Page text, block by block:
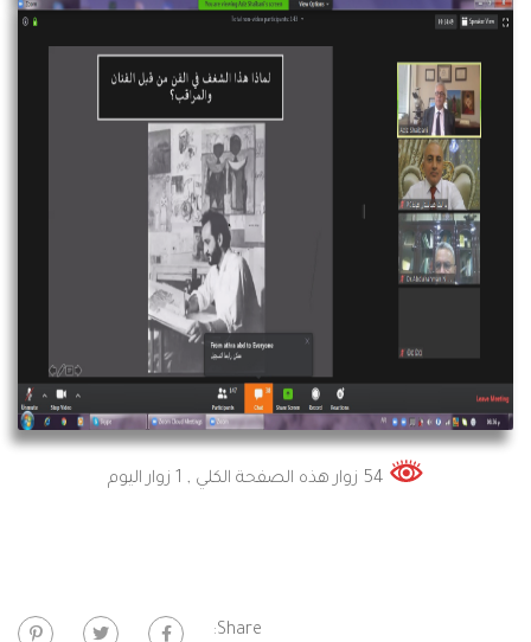
, 1 زوار اليوم
Share: